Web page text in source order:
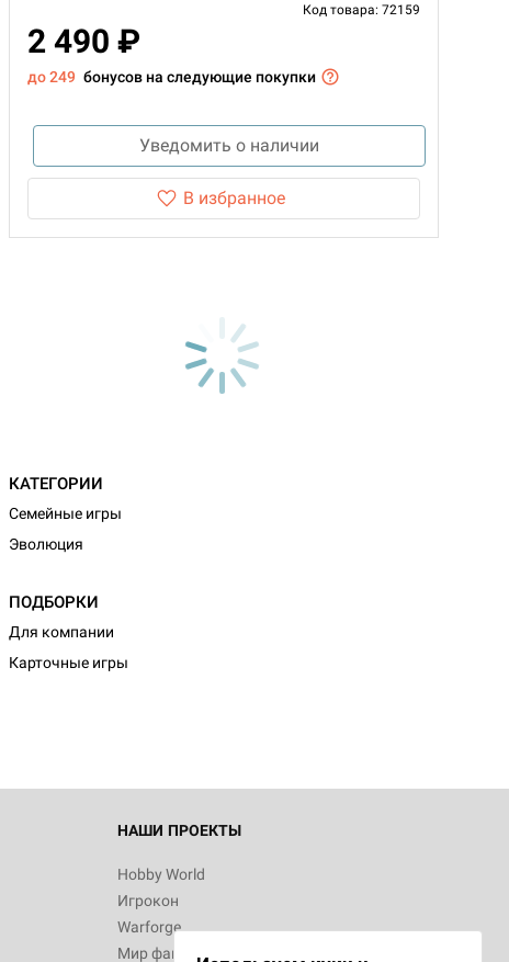
Код товара: 72159
2 490 ₽
до 249 бонусов на следующие покупки
Уведомить о наличии
В избранное
КАТЕГОРИИ
Семейные игры
Эволюция
ПОДБОРКИ
Для компании
Карточные игры
НАШИ ПРОЕКТЫ
Hobby World
Игрокон
Warforge
Мир фантастики